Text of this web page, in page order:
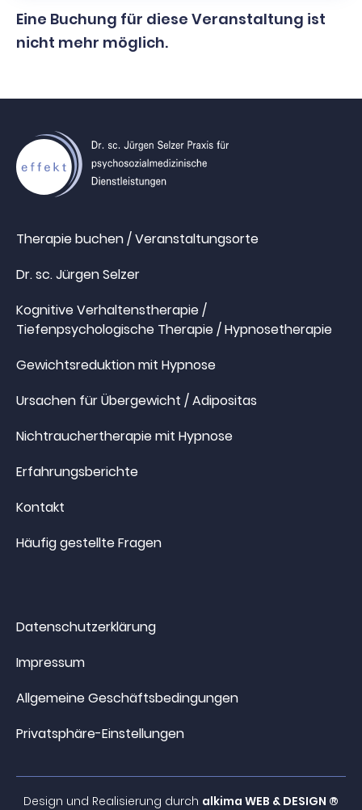
Eine Buchung für diese Veranstaltung ist
nicht mehr möglich.
Therapie buchen / Veranstaltungsorte
Dr. sc. Jürgen Selzer
Kognitive Verhaltenstherapie /
Tiefenpsychologische Therapie / Hypnosetherapie
Gewichtsreduktion mit Hypnose
Ursachen für Übergewicht / Adipositas
Nichtrauchertherapie mit Hypnose
Erfahrungsberichte
Kontakt
Häufig gestellte Fragen
Datenschutzerklärung
Impressum
Allgemeine Geschäftsbedingungen
Privatsphäre-Einstellungen
Design und Realisierung durch alkima WEB & DESIGN ®